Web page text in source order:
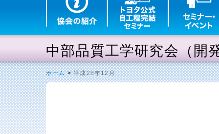
中部品質工学研究会（開
ホーム>平成28年12月